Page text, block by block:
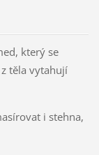
který se
těla vytahují
i stehna,